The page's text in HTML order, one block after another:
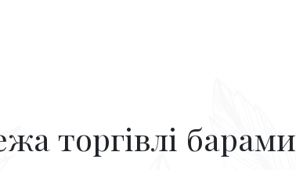
торгівлі барами